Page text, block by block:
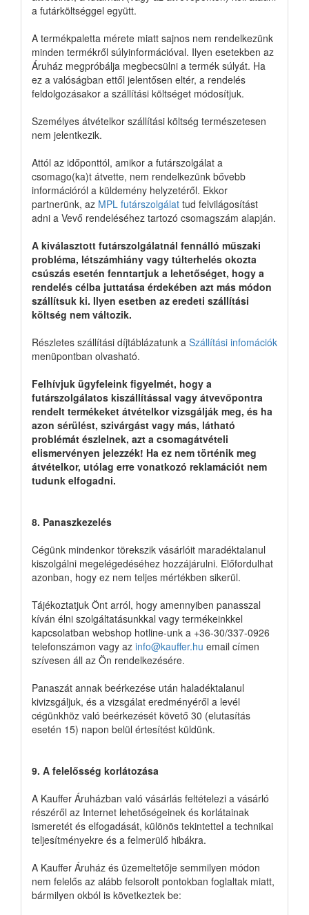
a futárköltséggel együtt.
A termékpaletta mérete miatt sajnos nem rendelkezünk
minden termékről súlyinformációval. Ilyen esetekben az
Áruház megpróbálja megbecsülni a termék súlyát. Ha
ez a valóságban ettől jelentősen eltér, a rendelés
feldolgozásakor a szállítási költséget módosítjuk.
Személyes átvételkor szállítási költség természetesen
nem jelentkezik.
Attól az időponttól, amikor a futárszolgálat a
csomago(ka)t átvette, nem rendelkezünk bővebb
információról a küldemény helyzetéről. Ekkor
partnerünk, az MPL futárszolgálat tud felvilágosítást
adni a Vevő rendeléséhez tartozó csomagszám alapján.
A kiválasztott futárszolgálatnál fennálló műszaki
probléma, létszámhiány vagy túlterhelés okozta
csúszás esetén fenntartjuk a lehetőséget, hogy a
rendelés célba juttatása érdekében azt más módon
szállítsuk ki. Ilyen esetben az eredeti szállítási
költség nem változik.
Részletes szállítási díjtáblázatunk a Szállítási infomációk
menüpontban olvasható.
Felhívjuk ügyfeleink figyelmét, hogy a
futárszolgálatos kiszállítással vagy átvevőpontra
rendelt termékeket átvételkor vizsgálják meg, és ha
azon sérülést, szivárgást vagy más, látható
problémát észlelnek, azt a csomagátvételi
elismervényen jelezzék! Ha ez nem történik meg
átvételkor, utólag erre vonatkozó reklamációt nem
tudunk elfogadni.
8. Panaszkezelés
Cégünk mindenkor törekszik vásárlóit maradéktalanul
kiszolgálni megelégedéséhez hozzájárulni. Előfordulhat
azonban, hogy ez nem teljes mértékben sikerül.
Tájékoztatjuk Önt arról, hogy amennyiben panasszal
kíván élni szolgáltatásunkkal vagy termékeinkkel
kapcsolatban webshop hotline-unk a +36-30/337-0926
telefonszámon vagy az info@kauffer.hu email címen
szívesen áll az Ön rendelkezésére.
Panaszát annak beérkezése után haladéktalanul
kivizsgáljuk, és a vizsgálat eredményéről a levél
cégünkhöz való beérkezését követő 30 (elutasítás
esetén 15) napon belül értesítést küldünk.
9. A felelősség korlátozása
A Kauffer Áruházban való vásárlás feltételezi a vásárló
részéről az Internet lehetőségeinek és korlátainak
ismeretét és elfogadását, különös tekintettel a technikai
teljesítményekre és a felmerülő hibákra.
A Kauffer Áruház és üzemeltetője semmilyen módon
nem felelős az alább felsorolt pontokban foglaltak miatt,
bármilyen okból is következtek be: